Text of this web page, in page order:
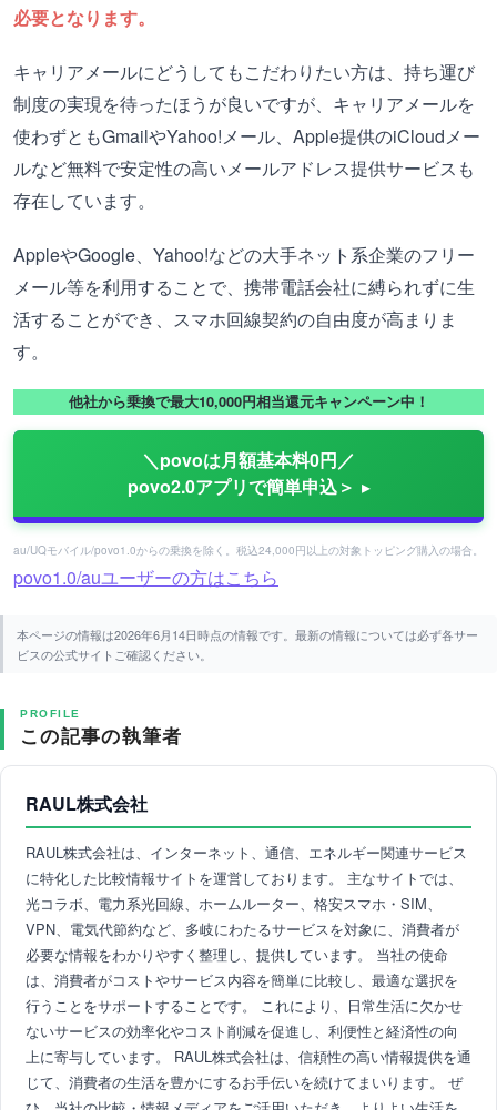
必要となります。
キャリアメールにどうしてもこだわりたい方は、持ち運び
制度の実現を待ったほうが良いですが、キャリアメールを
使わずともGmailやYahoo!メール、Apple提供のiCloudメー
ルなど無料で安定性の高いメールアドレス提供サービスも
存在しています。
AppleやGoogle、Yahoo!などの大手ネット系企業のフリー
メール等を利用することで、携帯電話会社に縛られずに生
活することができ、スマホ回線契約の自由度が高まりま
す。
他社から乗換で最大10,000円相当還元キャンペーン中！
＼povoは月額基本料0円／
povo2.0アプリで簡単申込＞
au/UQモバイル/povo1.0からの乗換を除く。税込24,000円以上の対象トッピング購入の場合。
povo1.0/auユーザーの方はこちら
本ページの情報は2026年6月14日時点の情報です。最新の情報については必ず各サー
ビスの公式サイトご確認ください。
PROFILE
この記事の執筆者
RAUL株式会社
RAUL株式会社は、インターネット、通信、エネルギー関連サービス
に特化した比較情報サイトを運営しております。 主なサイトでは、
光コラボ、電力系光回線、ホームルーター、格安スマホ・SIM、
VPN、電気代節約など、多岐にわたるサービスを対象に、消費者が
必要な情報をわかりやすく整理し、提供しています。 当社の使命
は、消費者がコストやサービス内容を簡単に比較し、最適な選択を
行うことをサポートすることです。 これにより、日常生活に欠かせ
ないサービスの効率化やコスト削減を促進し、利便性と経済性の向
上に寄与しています。 RAUL株式会社は、信頼性の高い情報提供を通
じて、消費者の生活を豊かにするお手伝いを続けてまいります。 ぜ